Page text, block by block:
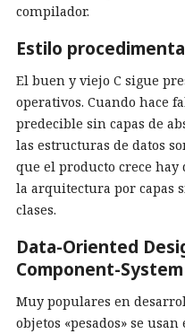
compilador.
Estilo
El buen y viejo C sigue
operativos. Cuando hace
predecible sin capas de
las estructuras de datos
que el producto crece
la arquitectura por capas
clases.
Data-Oriented
Component-System
Muy populares en
objetos «pesados» se